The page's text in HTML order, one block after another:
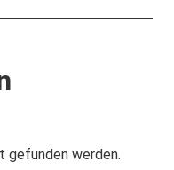
gefunden werden.